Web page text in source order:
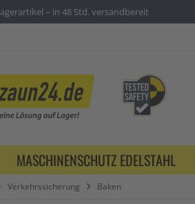
– in 48 Std. versandbereit
MASCHINENSCHUTZ EDELSTAHL
Verkehrssicherung Baken